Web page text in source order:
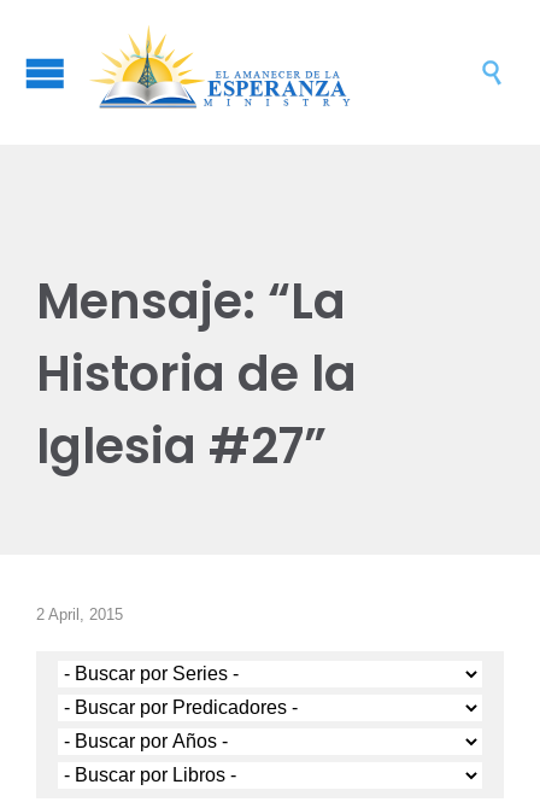

Mensaje: “La
Historia de la
Iglesia #27”
2 April, 2015